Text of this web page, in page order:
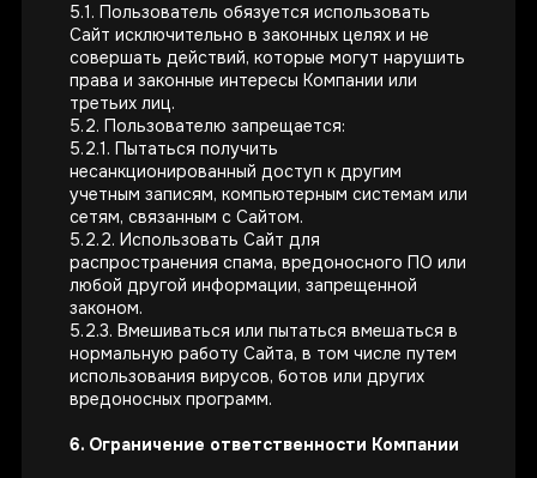
5.1. Пользователь обязуется использовать
Сайт исключительно в законных целях и не
совершать действий, которые могут нарушить
права и законные интересы Компании или
третьих лиц.
5.2. Пользователю запрещается:
5.2.1. Пытаться получить
несанкционированный доступ к другим
учетным записям, компьютерным системам или
сетям, связанным с Сайтом.
5.2.2. Использовать Сайт для
распространения спама, вредоносного ПО или
любой другой информации, запрещенной
законом.
5.2.3. Вмешиваться или пытаться вмешаться в
нормальную работу Сайта, в том числе путем
использования вирусов, ботов или других
вредоносных программ.
6. Ограничение ответственности Компании